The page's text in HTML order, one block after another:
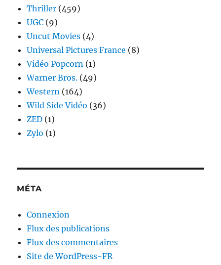
Thriller (459)
UGC (9)
Uncut Movies (4)
Universal Pictures France (8)
Vidéo Popcorn (1)
Warner Bros. (49)
Western (164)
Wild Side Vidéo (36)
ZED (1)
Zylo (1)
MÉTA
Connexion
Flux des publications
Flux des commentaires
Site de WordPress-FR